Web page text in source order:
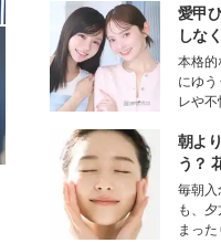
愛甲
しな
対策”
本格
にゆ
レや
モデル
好さ
ク。
すヒン
生理
朝よ
う？
ータ
ン（
の常
毎朝
も、
まっ